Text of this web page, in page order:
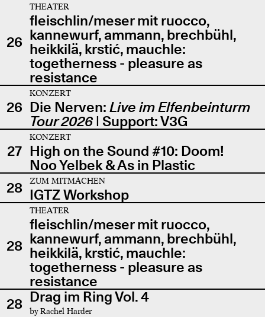
26
THEATER
fleischlin/meser mit ruocco,
kannewurf, ammann, brechbühl,
heikkilä, krstić, mauchle:
togetherness - pleasure as
resistance
26
KONZERT
Die Nerven: Live im Elfenbeinturm
Tour 2026| Support: V3G
27
KONZERT
High on the Sound #10: Doom!
Noo Yelbek & As in Plastic
28
ZUM MITMACHEN
IGTZ Workshop
28
THEATER
fleischlin/meser mit ruocco,
kannewurf, ammann, brechbühl,
heikkilä, krstić, mauchle:
togetherness - pleasure as
resistance
28 Drag im Ring Vol. 4
by Rachel Harder